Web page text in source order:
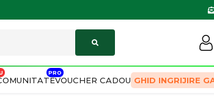
VOUCHER CADOU GHID INGRIJIRE